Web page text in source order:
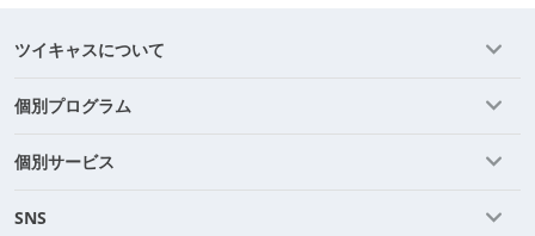
ツイキャスについて
個別プログラム
個別サービス
SNS